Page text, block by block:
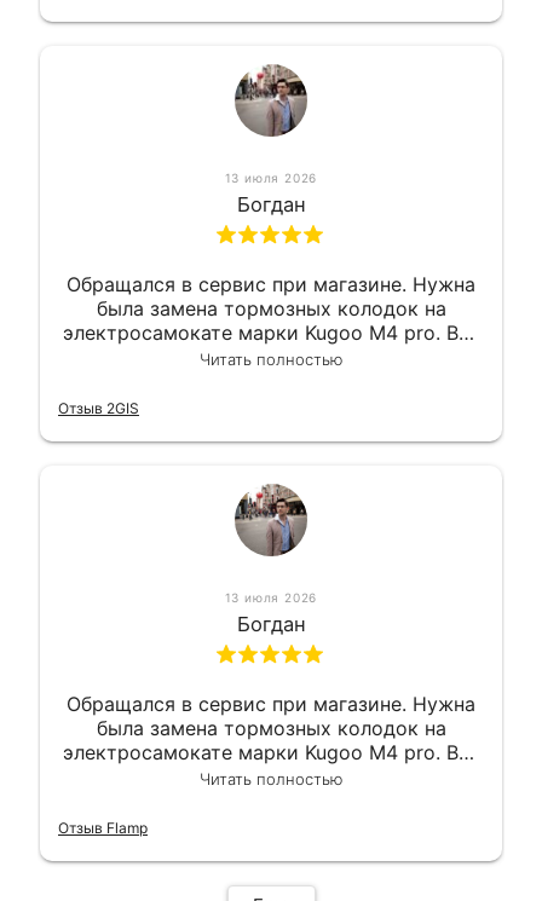
13 июля 2026
Богдан
Обращался в сервис при магазине. Нужна
была замена тормозных колодок на
электросамокате марки Kugoo M4 pro. Всё
сделали в лучшем виде и в максимально
гарантии, поэтому и обратился в этот
Читать полностью
Отзыв 2GIS
13 июля 2026
Богдан
Обращался в сервис при магазине. Нужна
была замена тормозных колодок на
электросамокате марки Kugoo M4 pro. Всё
сделали в лучшем виде и в максимально
гарантии, поэтому и обратился в этот
Читать полностью
Отзыв Flamp